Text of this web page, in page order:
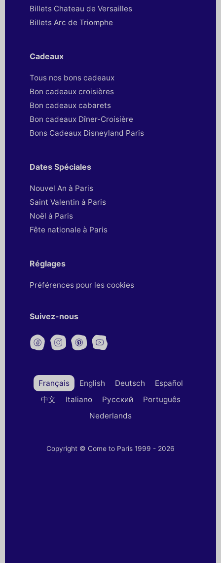
Billets Chateau de Versailles
Billets Arc de Triomphe
Cadeaux
Tous nos bons cadeaux
Bon cadeaux croisières
Bon cadeaux cabarets
Bon cadeaux Dîner-Croisière
Bons Cadeaux Disneyland Paris
Dates Spéciales
Nouvel An à Paris
Saint Valentin à Paris
Noël à Paris
Fête nationale à Paris
Réglages
Préférences pour les cookies
Suivez-nous
Français English Deutsch
Español
中文
Italiano Русский
Português
Nederlands
Copyright © Come to Paris 1999 - 2026